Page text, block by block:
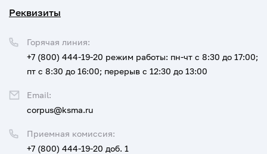
Реквизиты
Приемная комиссия:
+7 (800) 444-19-20 доб. 1
Горячая линия:
+7 (800) 444-19-20 режим работы: пн-чт с 8:30 до 17:00;
пт с 8:30 до 16:00; перерыв с 12:30 до 13:00
Email:
corpus@ksma.ru